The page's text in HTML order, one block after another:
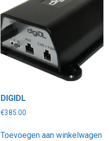
DIGIDL
€385.00
Toevoegen aan winkelwagen